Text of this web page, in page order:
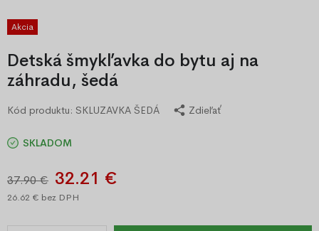
Akcia
Detská šmykľavka do bytu aj na
záhradu, šedá
Kód produktu: SKLUZAVKA ŠEDÁ Zdieľať
SKLADOM
37.90 € 32.21 €
26.62 € bez DPH